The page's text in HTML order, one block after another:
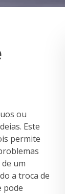
ou
Este
permite
um
a troca de
pode